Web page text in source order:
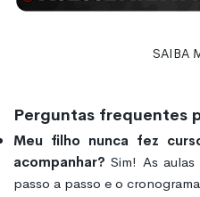
Saiba
Perguntas frequentes
Meu filho nunca fez
acompanhar? Sim! As
passo a passo e o